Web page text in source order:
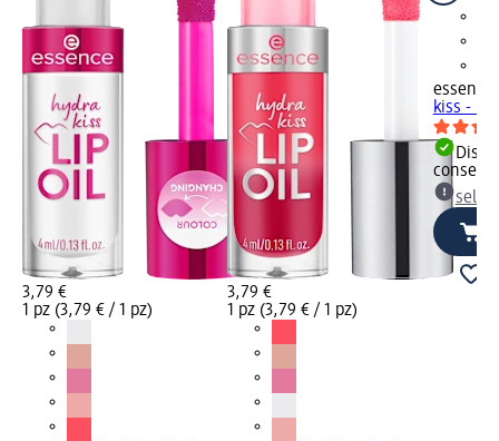
3,79 €
1 pz (3,79 € / 1 pz)
3,79 €
1 pz (3,79 € / 1 pz)
essence
kiss - n.